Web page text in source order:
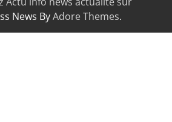
News ByAdore Themes.